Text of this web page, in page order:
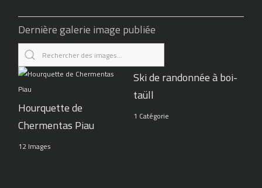
Dernière galerie image publiée
Hourquette de
Chermentas Piau
12 Images
Ski de randonnée à boi-
taüll
1 Catégorie